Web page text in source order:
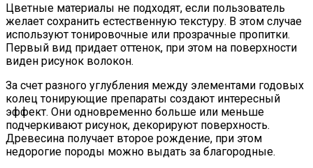
Цветные материалы не подходят, если пользователь
желает сохранить естественную текстуру. В этом случае
используют тонировочные или прозрачные пропитки.
Первый вид придает оттенок, при этом на поверхности
виден рисунок волокон.
За счет разного углубления между элементами годовых
колец тонирующие препараты создают интересный
эффект. Они одновременно больше или меньше
подчеркивают рисунок, декорируют поверхность.
Древесина получает второе рождение, при этом
недорогие породы можно выдать за благородные.